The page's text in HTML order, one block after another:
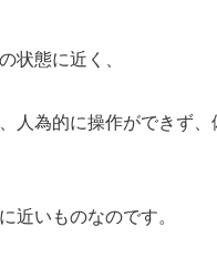
状態に近く、
人為的に操作ができず
近いものなのです。